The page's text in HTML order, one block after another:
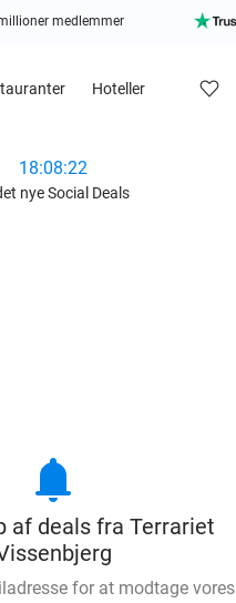
medlemmer
Hoteller
18:08:21
nye Social Deals
notifications
af deals fra Terrariet
for at modtage vores